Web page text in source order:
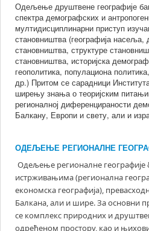
Одељење друштвене географије
спектра демографских и
мултидисциплинарни приступ
становништва (географија насеља,
становништва, структуре
становништва, историјска
геополитика, популациона
др.) Притом се сарадници
ширењу знања о теоријским
регионалној диференцираности
Балкану, Европи и свету, али и
ОДЕЉЕЊЕ РЕГИОНАЛНЕ
Одељење регионалне географије
истрживањима (регионална
економска географија),
Балкана, али и шире. За основни
се комплекс природних и
одређеном простору, као и